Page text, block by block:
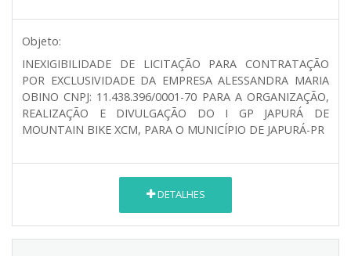
Objeto:
INEXIGIBILIDADE DE LICITAÇÃO PARA CONTRATAÇÃO
POR EXCLUSIVIDADE DA EMPRESA ALESSANDRA MARIA
OBINO CNPJ: 11.438.396/0001-70 PARA A ORGANIZAÇÃO,
REALIZAÇÃO E DIVULGAÇÃO DO I GP JAPURÁ DE
MOUNTAIN BIKE XCM, PARA O MUNICÍPIO DE JAPURÁ-PR
DETALHES